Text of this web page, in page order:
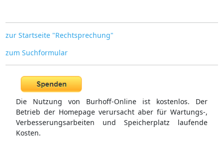
zur Startseite "Rechtsprechung"
zum Suchformular
Die Nutzung von Burhoff-Online ist kostenlos. Der
Betrieb der Homepage verursacht aber für Wartungs-,
Verbesserungsarbeiten und Speicherplatz laufende
Kosten.